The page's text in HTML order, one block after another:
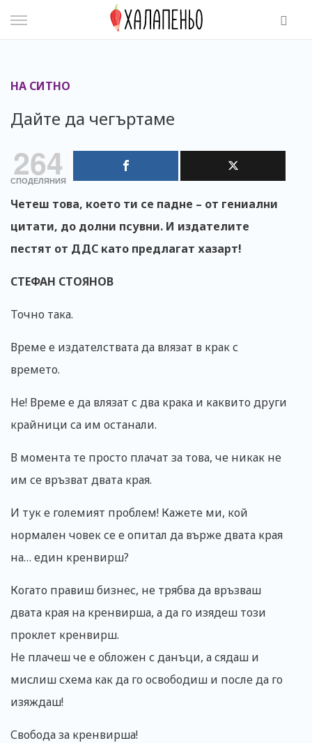
НА СИТНО
Дайте да чегъртаме
264
СПОДЕЛЯНИЯ
Четеш това, което ти се падне – от гениални
цитати, до долни псувни. И издателите
пестят от ДДС като предлагат хазарт!
СТЕФАН СТОЯНОВ
Точно така.
Време е издателствата да влязат в крак с
времето.
Не! Време е да влязат с два крака и каквито други
крайници са им останали.
В момента те просто плачат за това, че никак не
им се връзват двата края.
И тук е големият проблем! Кажете ми, кой
нормален човек се е опитал да върже двата края
на… един кренвирш?
Когато правиш бизнес, не трябва да връзваш
двата края на кренвирша, а да го изядеш този
проклет кренвирш.
Не плачеш че е обложен с данъци, а сядаш и
мислиш схема как да го освободиш и после да го
изяждаш!
Свобода за кренвирша!